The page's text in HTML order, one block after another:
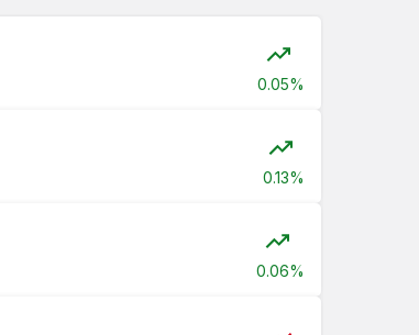
0.05%
0.13%
0.06%